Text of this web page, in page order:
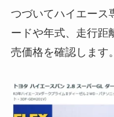
つづいてハイエース
ードや年式、走行距
売価格を確認します。